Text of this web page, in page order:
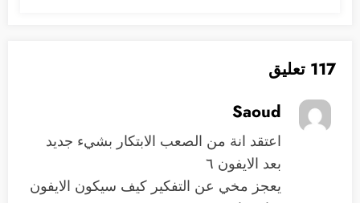
117 تعليق
Saoud
اعتقد انة من الصعب الابتكار بشيء جديد
بعد الايفون ٦
يعجز مخي عن التفكير كيف سيكون الايفون